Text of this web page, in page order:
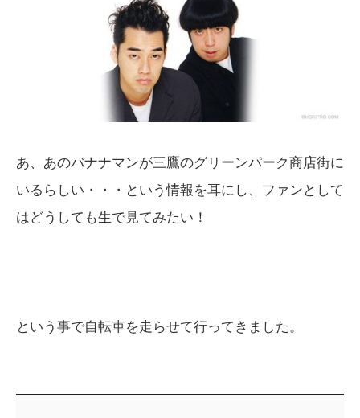
あ、あのバナナマンが三鷹のグリーンパーク商店街に
いるらしい・・・という情報を耳にし、ファンとして
はどうしても生で見てみたい！
という事で自転車を走らせて行ってきました。